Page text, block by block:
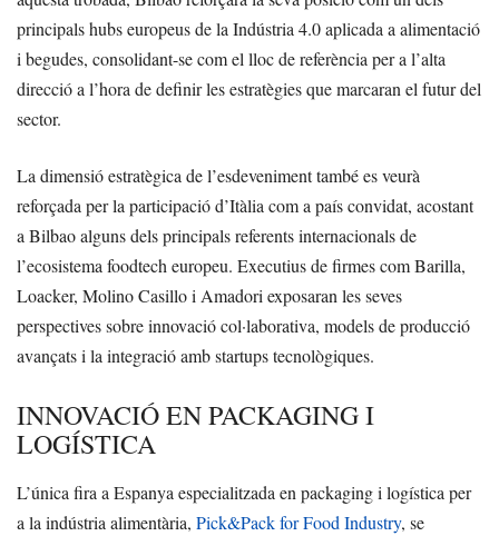
principals hubs europeus de la Indústria 4.0 aplicada a alimentació
i begudes, consolidant-se com el lloc de referència per a l’alta
direcció a l’hora de definir les estratègies que marcaran el futur del
sector.
La dimensió estratègica de l’esdeveniment també es veurà
reforçada per la participació d’Itàlia com a país convidat, acostant
a Bilbao alguns dels principals referents internacionals de
l’ecosistema foodtech europeu. Executius de firmes com Barilla,
Loacker, Molino Casillo i Amadori exposaran les seves
perspectives sobre innovació col·laborativa, models de producció
avançats i la integració amb startups tecnològiques.
INNOVACIÓ EN PACKAGING I
LOGÍSTICA
L’única fira a Espanya especialitzada en packaging i logística per
a la indústria alimentària, Pick&Pack for Food Industry, se